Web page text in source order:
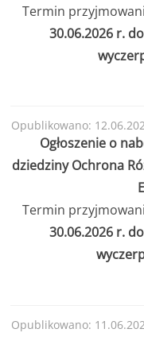
Termin
30.06.2026 r.
Opublikowano:
Ogłoszenie o
dziedziny Ochrona
Termin
30.06.2026 r.
Opublikowano: